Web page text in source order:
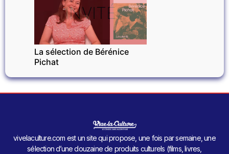
INVITÉ
La sélection de Bérénice
Pichat
vivelaculture.com est un site qui propose, une fois par semaine, une
sélection d’une douzaine de produits culturels (films, livres,